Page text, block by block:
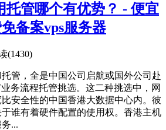
托管哪个有优势？ - 便宜
备案vps服务器
(1430)
管，全是中国公司启航或国外公司赴
务流程托管挑选。这二种挑选中，网
安全性的中国香港大数据中心内。彼
谁有着硬件配置的使用权。香港主机
...